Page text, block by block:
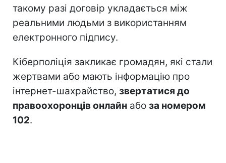
такому разі договір укладається між
реальними людьми з використанням
електронного підпису.
Кіберполіція закликає громадян, які стали
жертвами або мають інформацію про
інтернет-шахрайство, звертатися до
правоохоронців онлайн або за номером
102.